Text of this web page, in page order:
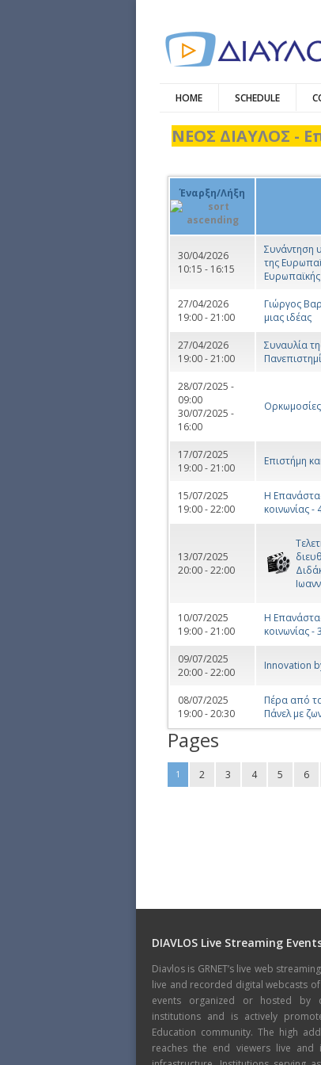
HOME SCHEDULE
ΝΕΟΣ ΔΙΑΥΛΟΣ -
Έναρξη/Λήξη
30/04/2026
10:15 - 16:15
Συνάντηση
της
Ευρωπαϊκής
27/04/2026
19:00 - 21:00
Γιώργος
μιας ιδέας
27/04/2026
19:00 - 21:00
Συναυλία
28/07/2025 -
09:00
30/07/2025 -
16:00
17/07/2025
19:00 - 21:00
Επιστήμη
15/07/2025
19:00 - 22:00
Η
κοινωνίας -
13/07/2025
20:00 - 22:00
10/07/2025
19:00 - 21:00
Η
κοινωνίας -
09/07/2025
20:00 - 22:00
Innovation
08/07/2025
19:00 - 20:30
Πέρα από
Πάνελ με
Pages
1 2 3 4 5 6
DIAVLOS Live Streaming
Diavlos is GRNET’s live web
live and recorded digital webcasts
events organized or hosted by
institutions and is actively
Education community. The high
reaches the end viewers live and